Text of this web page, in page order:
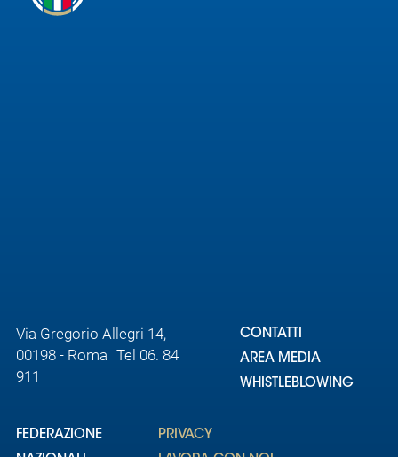
Via Gregorio Allegri 14,
00198 - Roma Tel 06. 84
911
CONTATTI
AREA MEDIA
WHISTLEBLOWING
FEDERAZIONE
PRIVACY